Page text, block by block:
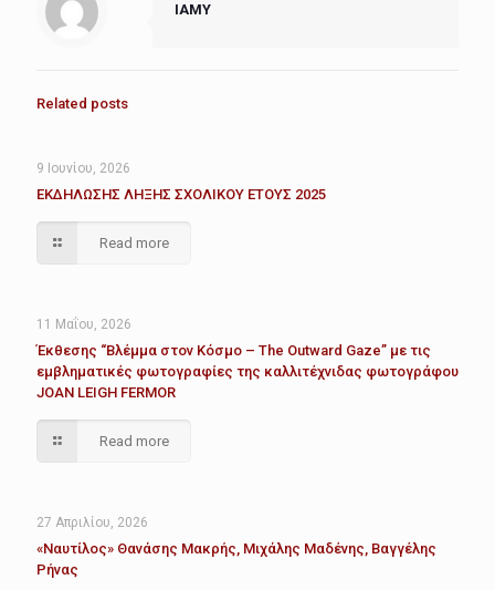
IAMY
Related posts
9 Ιουνίου, 2026
ΕΚΔΗΛΩΣΗΣ ΛΗΞΗΣ ΣΧΟΛΙΚΟΥ ΕΤΟΥΣ 2025
Read more
11 Μαΐου, 2026
Έκθεσης “Βλέμμα στον Κόσμο – The Outward Gaze” με τις
εμβληματικές φωτογραφίες της καλλιτέχνιδας φωτογράφου
JOAN LEIGH FERMOR
Read more
27 Απριλίου, 2026
«Ναυτίλος» Θανάσης Μακρής, Μιχάλης Μαδένης, Βαγγέλης
Ρήνας